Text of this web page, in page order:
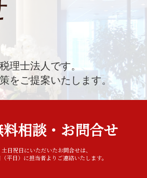
理士法人です。
をご提案いたします。
相談・お問合せ
日祝日にいただいたお問合せは、
平日）に担当者よりご連絡いたします。